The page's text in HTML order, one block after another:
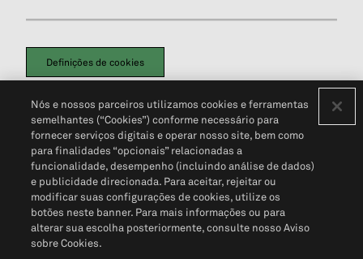
Definições de cookies
Política de PrivacidadePortal de privacidade do cliente (em inglês)
Não Venda Minhas Informações Pessoais© 2026 S&P Global
Nós e nossos parceiros utilizamos cookies e ferramentas
semelhantes (“Cookies”) conforme necessário para
fornecer serviços digitais e operar nosso site, bem como
para finalidades “opcionais” relacionadas a
funcionalidade, desempenho (incluindo análise de dados)
e publicidade direcionada. Para aceitar, rejeitar ou
modificar suas configurações de cookies, utilize os
botões neste banner. Para mais informações ou para
alterar sua escolha posteriormente, consulte nosso Aviso
sobre Cookies.